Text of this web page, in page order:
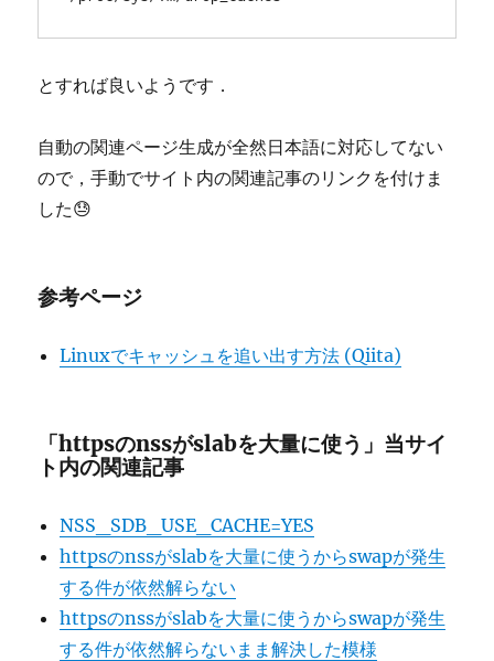
とすれば良いようです．
自動の関連ページ生成が全然日本語に対応してない
ので，手動でサイト内の関連記事のリンクを付けま
した😓
参考ページ
Linuxでキャッシュを追い出す方法 (Qiita)
「httpsのnssがslabを大量に使う」当サイ
ト内の関連記事
NSS_SDB_USE_CACHE=YES
httpsのnssがslabを大量に使うからswapが発生
する件が依然解らない
httpsのnssがslabを大量に使うからswapが発生
する件が依然解らないまま解決した模様